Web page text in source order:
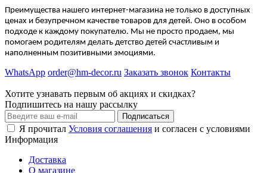
Преимущества нашего интернет-магазина не только в доступных
ценах и безупречном качестве товаров для детей. Оно в особом
подходе к каждому покупателю. Мы не просто продаем, мы
помогаем родителям делать детство детей счастливым и
наполненным позитивными эмоциями.
WhatsApp order@hm-decor.ru Заказать звонок Контакты
Хотите узнавать первым об акциях и скидках?
Подпишитесь на нашу рассылку
Подписаться
Я прочитал Условия соглашения и согласен с условиями
Информация
Доставка
О магазине